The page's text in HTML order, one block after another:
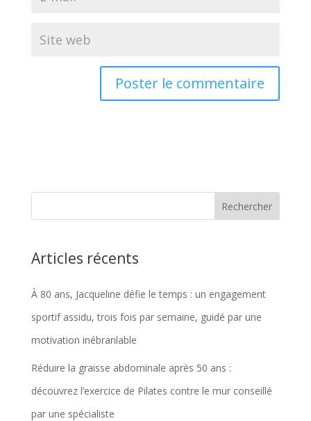
Articles récents
À 80 ans, Jacqueline défie le temps : un engagement
sportif assidu, trois fois par semaine, guidé par une
motivation inébranlable
Réduire la graisse abdominale après 50 ans :
découvrez l’exercice de Pilates contre le mur conseillé
par une spécialiste